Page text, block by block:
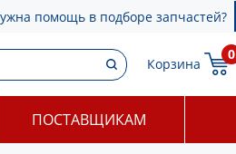
помощь в подборе запчастей?
Корзина
0
ПОСТАВЩИКАМ